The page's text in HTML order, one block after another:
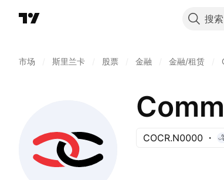
搜索
市场 斯里兰卡 股票 金融 金融/租赁
COCR.N0000